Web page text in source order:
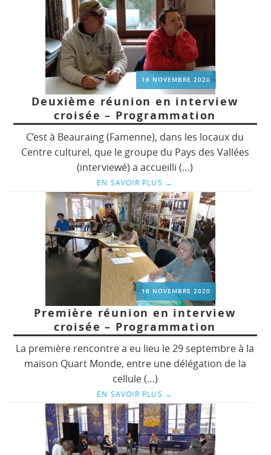
16 NOVEMBRE 2020
Deuxième réunion en interview
croisée – Programmation
C’est à Beauraing (Famenne), dans les locaux du
Centre culturel, que le groupe du Pays des Vallées
(interviewé) a accueilli (…)
EN SAVOIR PLUS →
16 NOVEMBRE 2020
Première réunion en interview
croisée – Programmation
La première rencontre a eu lieu le 29 septembre à la
maison Quart Monde, entre une délégation de la
cellule (…)
EN SAVOIR PLUS →